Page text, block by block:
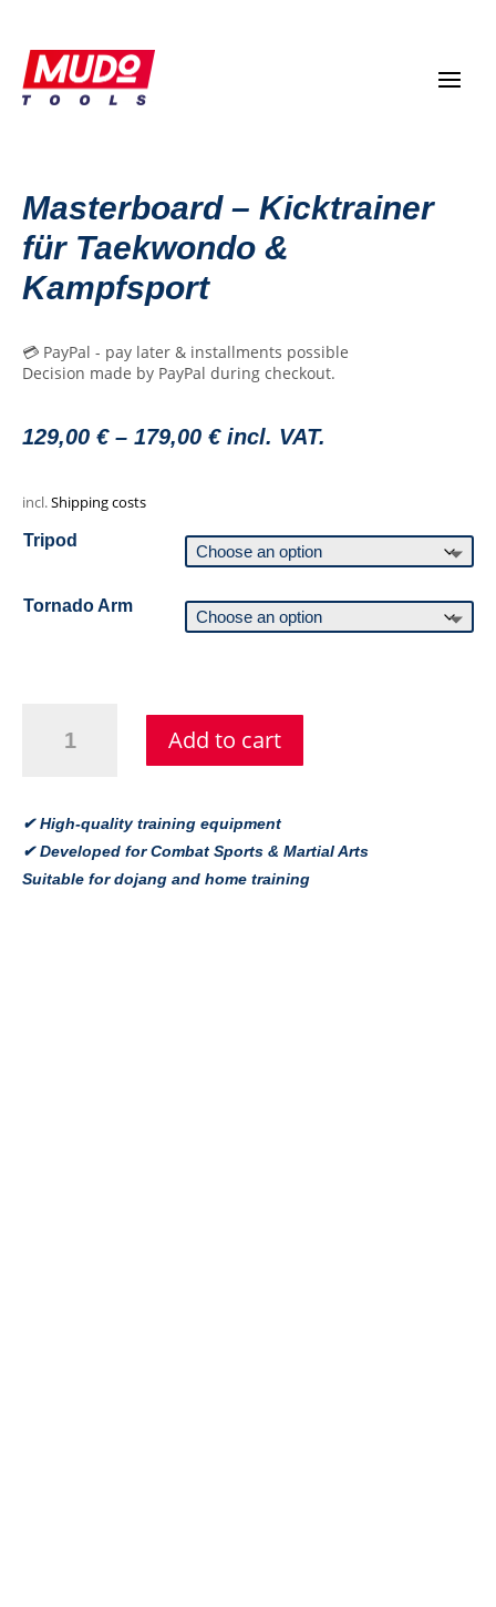
Masterboard – Kicktrainer
für Taekwondo &
Kampfsport
💳 PayPal - pay later & installments possible
Decision made by PayPal during checkout.
129,00 €– 179,00 € incl. VAT.
incl.Shipping costs
Tripod
Tornado Arm
Taekwondo
&
Add to cart
✔ High-quality training equipment
✔ Developed for Combat Sports & Martial Arts
Suitable for dojang and home training